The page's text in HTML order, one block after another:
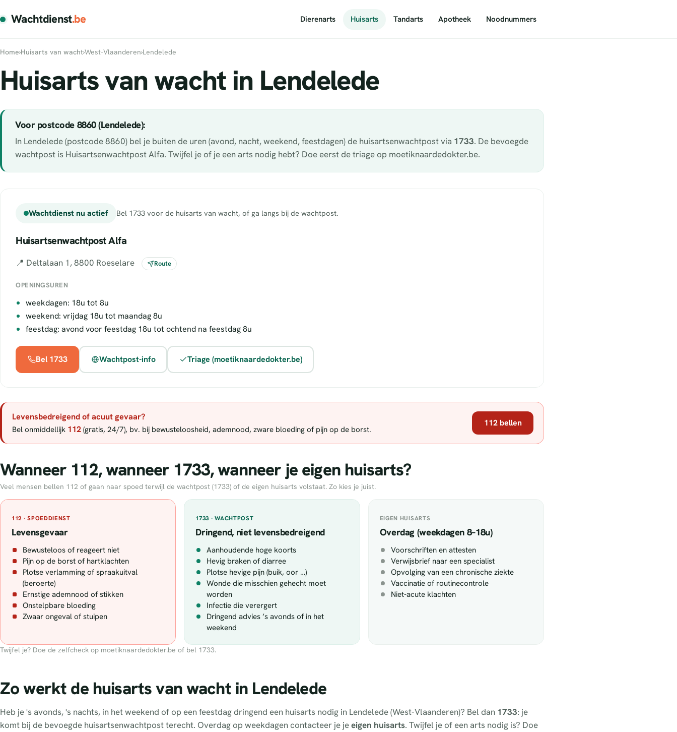
Wachtdienst.be Dierenarts Huisarts Tandarts Apotheek Noodnummers
Home›Huisarts van wacht›West-Vlaanderen›Lendelede
Huisarts van wacht in Lendelede
Voor postcode 8860 (Lendelede):
In Lendelede (postcode 8860) bel je buiten de uren (avond, nacht, weekend, feestdagen) de huisartsenwachtpost via 1733. De bevoegde
wachtpost is Huisartsenwachtpost Alfa. Twijfel je of je een arts nodig hebt? Doe eerst de triage op moetiknaardedokter.be.
Wachtdienst nu actief Bel 1733 voor de huisarts van wacht, of ga langs bij de wachtpost.
Huisartsenwachtpost Alfa
📍 Deltalaan 1, 8800 Roeselare Route
OPENINGSUREN
weekdagen: 18u tot 8u
weekend: vrijdag 18u tot maandag 8u
feestdag: avond voor feestdag 18u tot ochtend na feestdag 8u
Bel 1733 Wachtpost-info Triage (moetiknaardedokter.be)
Levensbedreigend of acuut gevaar?
Bel onmiddellijk 112 (gratis, 24/7), bv. bij bewusteloosheid, ademnood, zware bloeding of pijn op de borst.
112 bellen
Wanneer 112, wanneer 1733, wanneer je eigen huisarts?
Veel mensen bellen 112 of gaan naar spoed terwijl de wachtpost (1733) of de eigen huisarts volstaat. Zo kies je juist.
112 · SPOEDDIENST
Levensgevaar
Bewusteloos of reageert niet
Pijn op de borst of hartklachten
Plotse verlamming of spraakuitval
(beroerte)
Ernstige ademnood of stikken
Onstelpbare bloeding
Zwaar ongeval of stuipen
1733 · WACHTPOST
Dringend, niet levensbedreigend
Aanhoudende hoge koorts
Hevig braken of diarree
Plotse hevige pijn (buik, oor …)
Wonde die misschien gehecht moet
worden
Infectie die verergert
Dringend advies ’s avonds of in het
weekend
EIGEN HUISARTS
Overdag (weekdagen 8–18u)
Voorschriften en attesten
Verwijsbrief naar een specialist
Opvolging van een chronische ziekte
Vaccinatie of routinecontrole
Niet-acute klachten
Twijfel je? Doe de zelfcheck op moetiknaardedokter.be of bel 1733.
Zo werkt de huisarts van wacht in Lendelede
Heb je 's avonds, 's nachts, in het weekend of op een feestdag dringend een huisarts nodig in Lendelede (West-Vlaanderen)? Bel dan 1733: je
komt bij de bevoegde huisartsenwachtpost terecht. Overdag op weekdagen contacteer je jeeigen huisarts. Twijfel je of een arts nodig is? Doe